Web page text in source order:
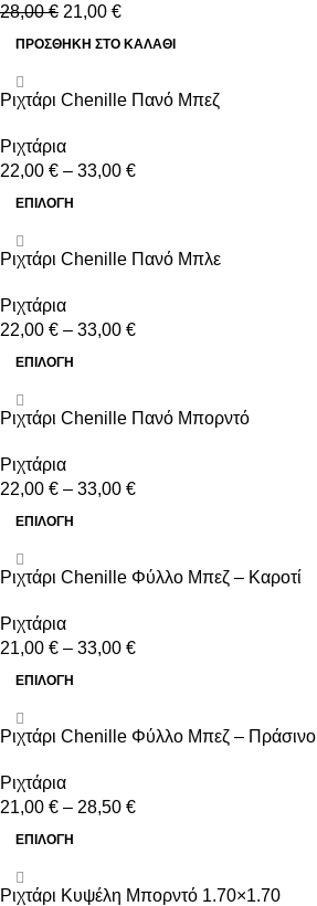
28,00€ 21,00 €
ΠΡΟΣΘΉΚΗ ΣΤΟ ΚΑΛΆΘΙ
Ριχτάρι Chenille Πανό Μπεζ
Ριχτάρια
22,00 € – 33,00 €
ΕΠΙΛΟΓΉ
Ριχτάρι Chenille Πανό Μπλε
Ριχτάρια
22,00 € – 33,00 €
ΕΠΙΛΟΓΉ
Ριχτάρι Chenille Πανό Μπορντό
Ριχτάρια
22,00 € – 33,00 €
ΕΠΙΛΟΓΉ
Ριχτάρι Chenille Φύλλο Μπεζ – Καροτί
Ριχτάρια
21,00 € – 33,00 €
ΕΠΙΛΟΓΉ
Ριχτάρι Chenille Φύλλο Μπεζ – Πράσινο
Ριχτάρια
21,00 € – 28,50 €
ΕΠΙΛΟΓΉ
Ριχτάρι Κυψέλη Μπορντό 1.70×1.70